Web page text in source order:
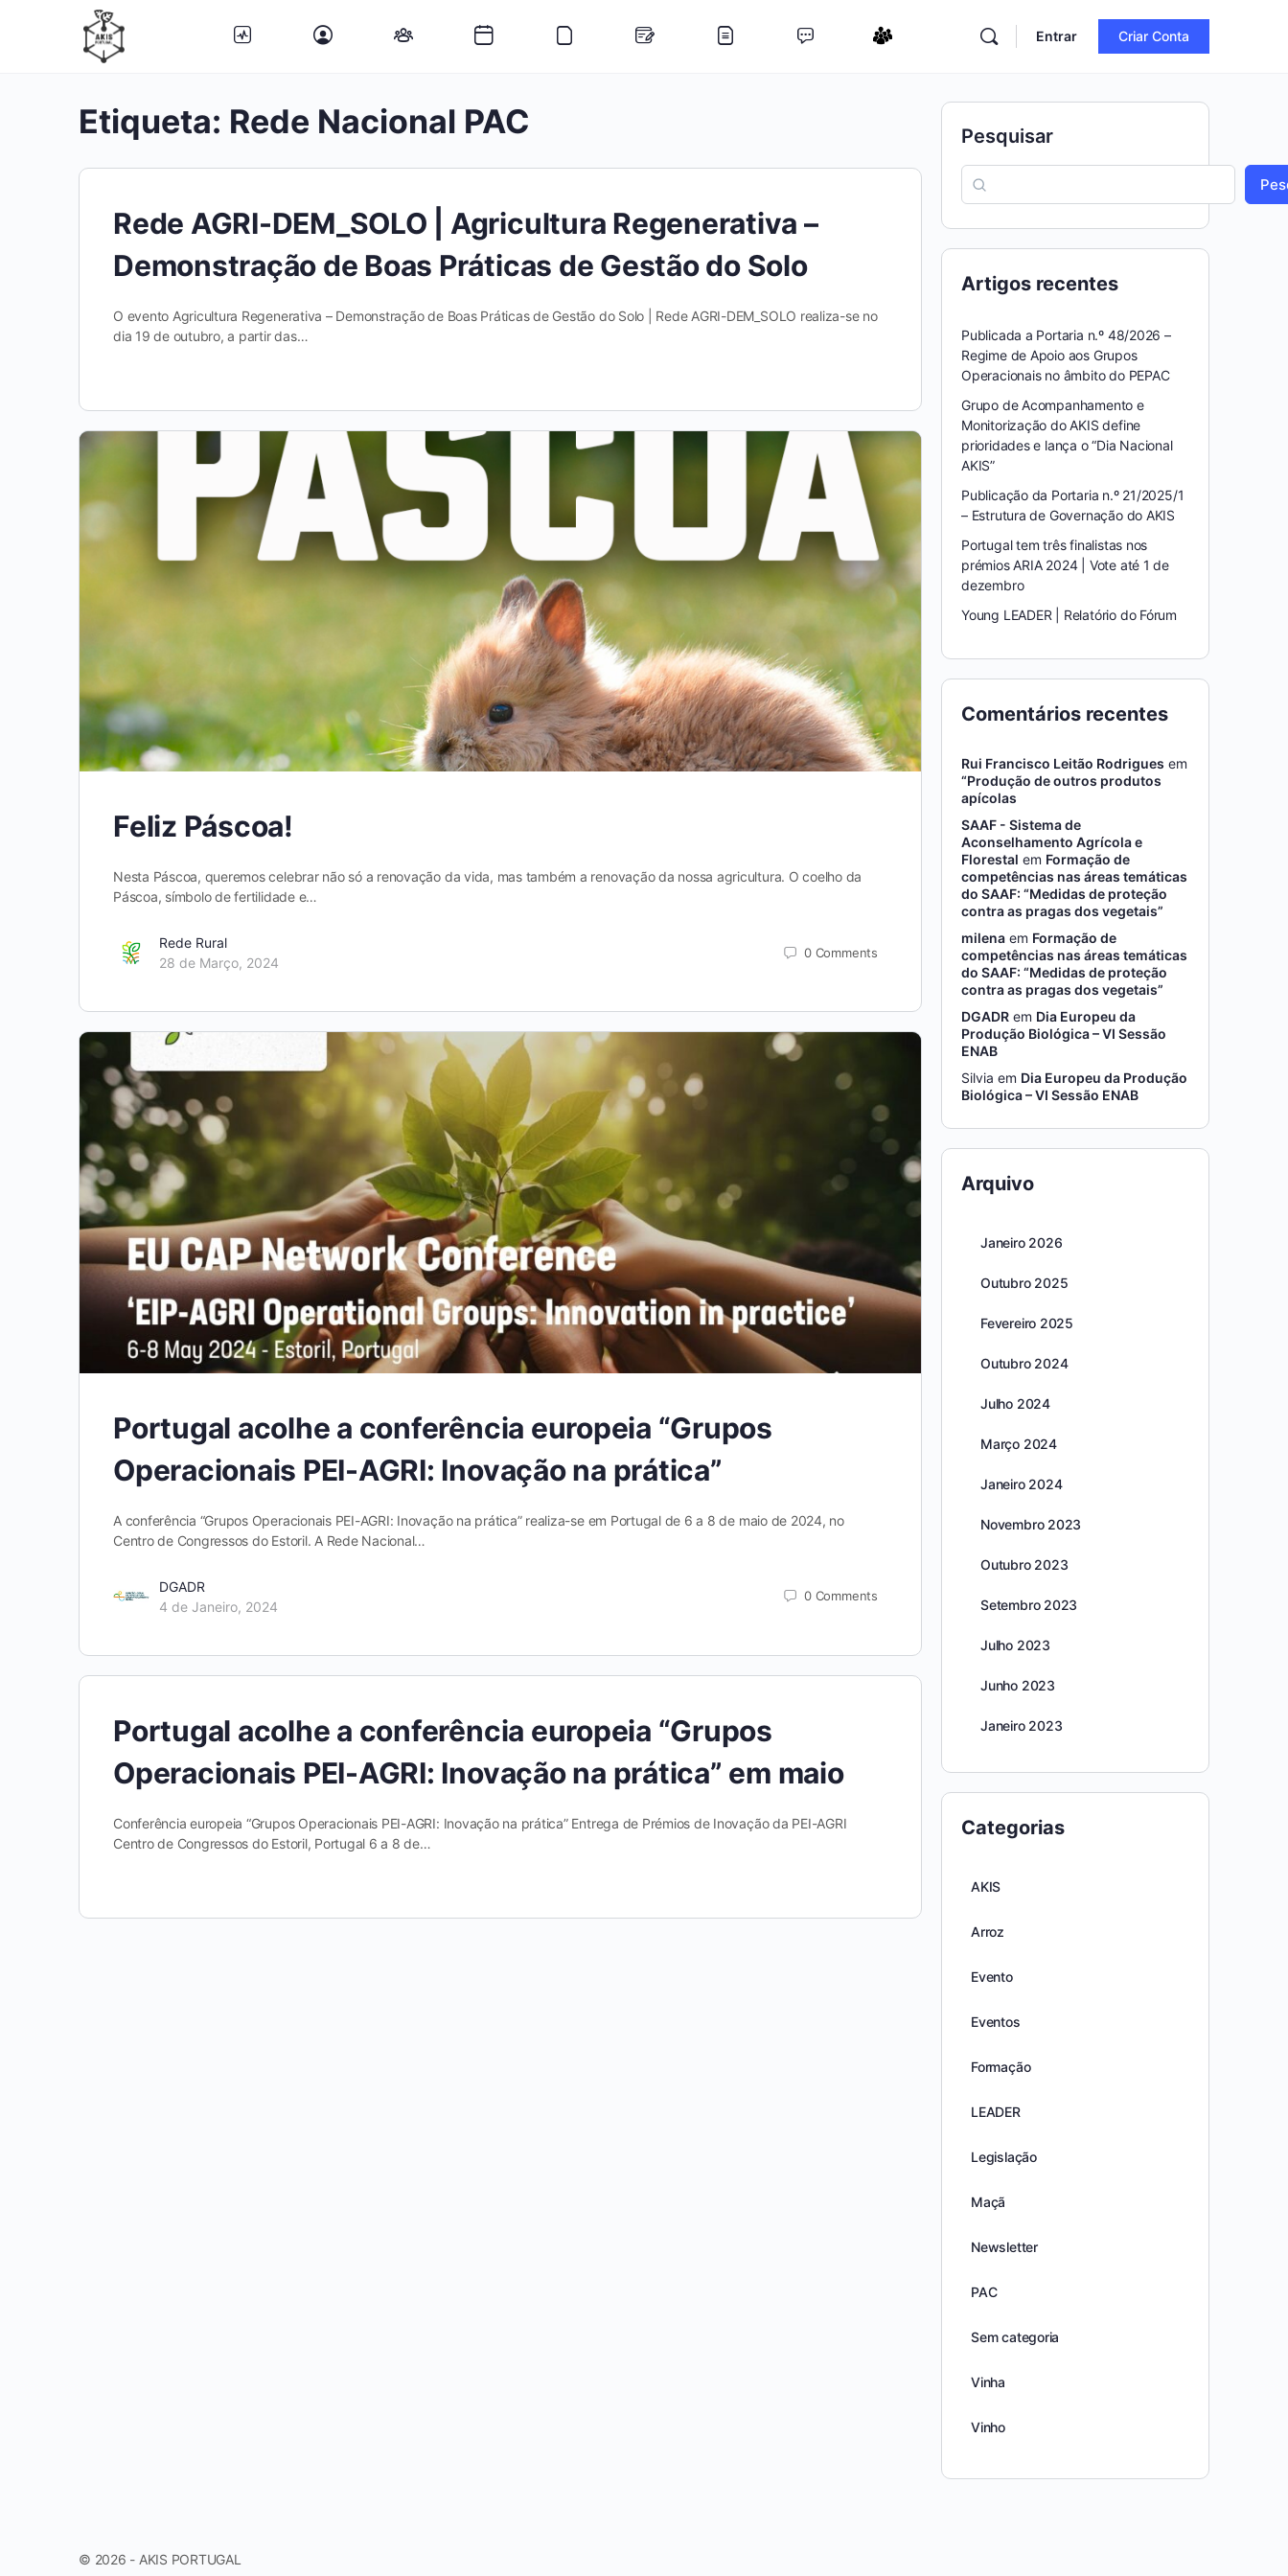
Entrar Criar Conta
Etiqueta: Rede Nacional PAC
Rede AGRI-DEM_SOLO | Agricultura Regenerativa –
Demonstração de Boas Práticas de Gestão do Solo
O evento Agricultura Regenerativa – Demonstração de Boas Práticas de Gestão do Solo | Rede AGRI-DEM_SOLO realiza-se no
dia 19 de outubro, a partir das…
Feliz Páscoa!
Nesta Páscoa, queremos celebrar não só a renovação da vida, mas também a renovação da nossa agricultura. O coelho da
Páscoa, símbolo de fertilidade e…
Rede Rural
28 de Março, 2024
0 Comments
Portugal acolhe a conferência europeia “Grupos
Operacionais PEI-AGRI: Inovação na prática”
A conferência “Grupos Operacionais PEI-AGRI: Inovação na prática” realiza-se em Portugal de 6 a 8 de maio de 2024, no
Centro de Congressos do Estoril. A Rede Nacional…
DGADR
4 de Janeiro, 2024
0 Comments
Portugal acolhe a conferência europeia “Grupos
Operacionais PEI-AGRI: Inovação na prática” em maio
Conferência europeia “Grupos Operacionais PEI-AGRI: Inovação na prática” Entrega de Prémios de Inovação da PEI-AGRI
Centro de Congressos do Estoril, Portugal 6 a 8 de…
Pesquisar
Artigos recentes
Publicada a Portaria n.º 48/2026 –
Regime de Apoio aos Grupos
Operacionais no âmbito do PEPAC
Grupo de Acompanhamento e
Monitorização do AKIS define
prioridades e lança o “Dia Nacional
AKIS”
Publicação da Portaria n.º 21/2025/1
– Estrutura de Governação do AKIS
Portugal tem três finalistas nos
prémios ARIA 2024 | Vote até 1 de
dezembro
Young LEADER | Relatório do Fórum
Comentários recentes
Rui Francisco Leitão Rodrigues em
“Produção de outros produtos
apícolas
SAAF - Sistema de
Aconselhamento Agrícola e
Florestal em Formação de
competências nas áreas temáticas
do SAAF: “Medidas de proteção
contra as pragas dos vegetais”
milena em Formação de
competências nas áreas temáticas
do SAAF: “Medidas de proteção
contra as pragas dos vegetais”
DGADR em Dia Europeu da
Produção Biológica – VI Sessão
ENAB
Silvia em Dia Europeu da Produção
Biológica – VI Sessão ENAB
Arquivo
Janeiro 2026
Outubro 2025
Fevereiro 2025
Outubro 2024
Julho 2024
Março 2024
Janeiro 2024
Novembro 2023
Outubro 2023
Setembro 2023
Julho 2023
Junho 2023
Janeiro 2023
Categorias
AKIS
Arroz
Evento
Eventos
Formação
LEADER
Legislação
Maçã
Newsletter
PAC
Sem categoria
Vinha
Vinho
© 2026 - AKIS PORTUGAL